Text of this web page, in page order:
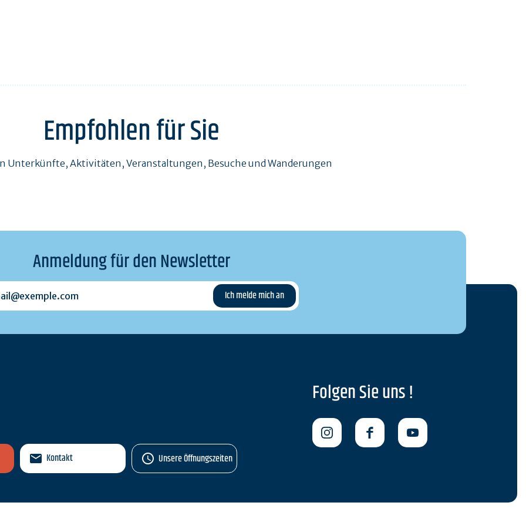
Empfohlen für Sie
Unterkünfte, Aktivitäten, Veranstaltungen, Besuche und Wanderungen
Anmeldung für den Newsletter
Kontakt Unsere Öffnungszeiten
Folgen Sie uns !